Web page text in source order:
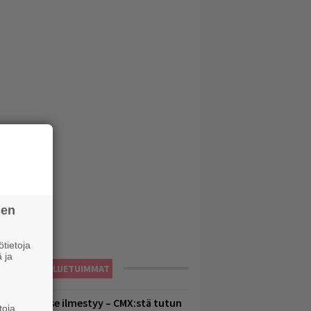
LUETUIMMAT
se ilmestyy – CMX:stä tutun
ja